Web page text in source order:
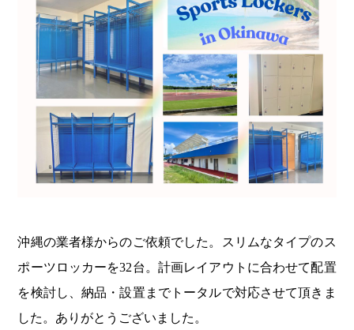
沖縄の業者様からのご依頼でした。スリムなタイプのス
ポーツロッカーを32台。計画レイアウトに合わせて配置
を検討し、納品・設置までトータルで対応させて頂きま
した。ありがとうございました。